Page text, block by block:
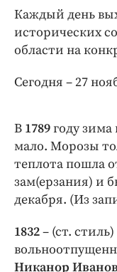
Клиника
Бренд года
Каждый день
исторических
области на
Сегодня – 27
В 1789году зима
мало. Морозы
теплота пошла
зам(ерзания) и
декабря. (Из
1832– (ст.
Никанор